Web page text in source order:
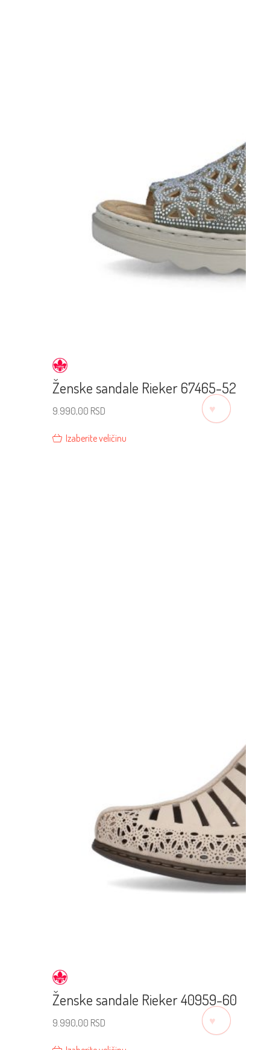
Ženske sandale Rieker 67465-52
9.990,00 RSD
Izaberite veličinu
Ženske sandale Rieker 40959-60
9.990,00 RSD